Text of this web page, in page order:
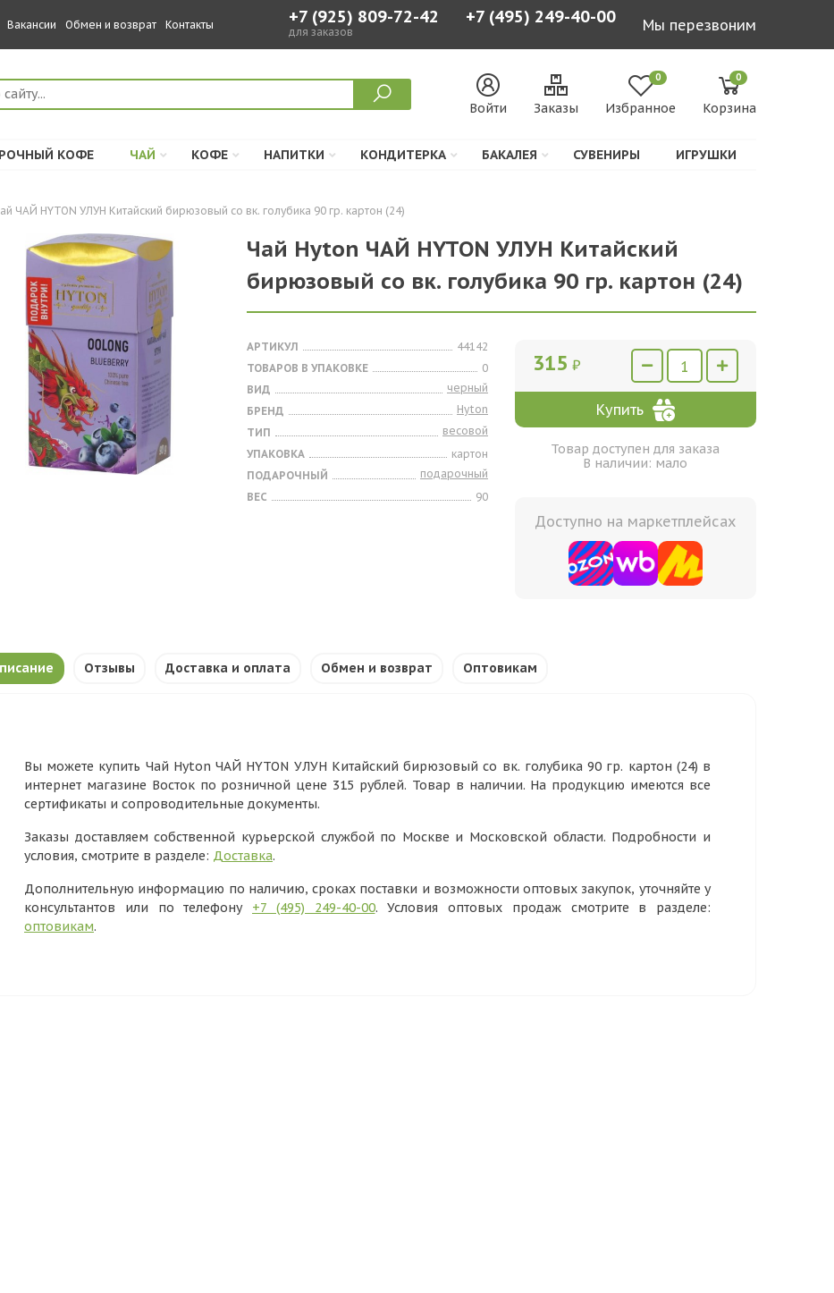
Вакансии Обмен и возврат Контакты +7 (925) 809-72-42
для заказов
+7 (495) 249-40-00 Мы перезвоним
Войти Заказы
0
Избранное
0
Корзина
КОФЕ ЧАЙ КОФЕ НАПИТКИ КОНДИТЕРКА БАКАЛЕЯ СУВЕНИРЫ ИГРУШКИ
ЧАЙ HYTON УЛУН Китайский бирюзовый со вк. голубика 90 гр. картон (24)
Чай Hyton ЧАЙ HYTON УЛУН Китайский
бирюзовый со вк. голубика 90 гр. картон (24)
АРТИКУЛ
44142
ТОВАРОВ В УПАКОВКЕ
0
ВИД
черный
БРЕНД
Hyton
ТИП
весовой
УПАКОВКА
картон
ПОДАРОЧНЫЙ
подарочный
ВЕС
90
315 ₽
Купить
Товар доступен для заказа
В наличии: мало
Доступно на маркетплейсах
Отзывы Доставка и оплата Обмен и возврат Оптовикам
Вы можете купить Чай Hyton ЧАЙ HYTON УЛУН Китайский бирюзовый со вк. голубика 90 гр. картон (24) в
интернет магазине Восток по розничной цене 315 рублей. Товар в наличии. На продукцию имеются все
сертификаты и сопроводительные документы.
Заказы доставляем собственной курьерской службой по Москве и Московской области. Подробности и
условия, смотрите в разделе: Доставка.
Дополнительную информацию по наличию, сроках поставки и возможности оптовых закупок, уточняйте у
консультантов или по телефону +7 (495) 249-40-00. Условия оптовых продаж смотрите в разделе:
оптовикам.